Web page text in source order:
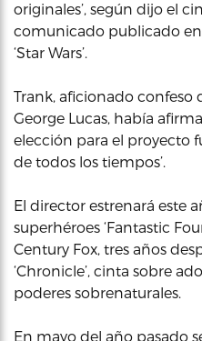
originales’, según dijo el
comunicado publicado
‘Star Wars’.
Trank, aficionado confeso
George Lucas, había
elección para el proyecto
de todos los tiempos’.
El director estrenará este
superhéroes ‘Fantastic
Century Fox, tres años
‘Chronicle’, cinta sobre
poderes sobrenaturales.
En mayo del año pasado